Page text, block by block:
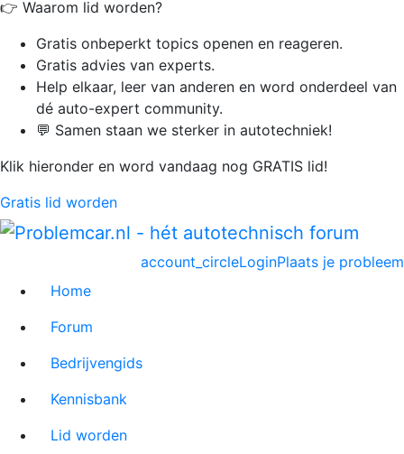
👉 Waarom lid worden?
Gratis onbeperkt topics openen en reageren.
Gratis advies van experts.
Help elkaar, leer van anderen en word onderdeel van
dé auto-expert community.
💬 Samen staan we sterker in autotechniek!
Klik hieronder en word vandaag nog GRATIS lid!
Gratis lid worden
Plaats je probleem
account_circleLogin
Home
Forum
Bedrijvengids
Kennisbank
Lid worden